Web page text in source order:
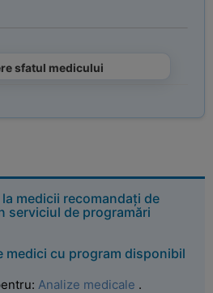
sfatul medicului
medicii recomandați de
serviciul de programări
medici cu program disponibil
Analize medicale .